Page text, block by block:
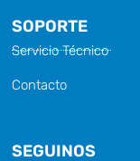
SOPORTE
Servicio Técnico
Contacto
SEGUINOS